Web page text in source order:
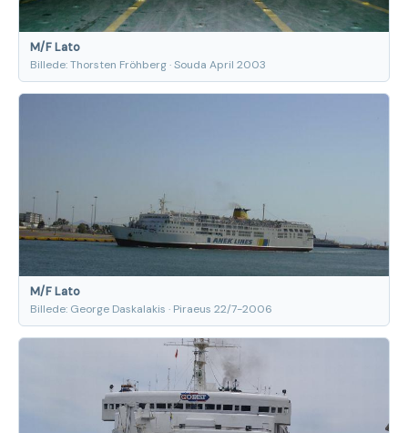
M/F Lato
Billede: Thorsten Fröhberg · Souda April 2003
M/F Lato
Billede: George Daskalakis · Piraeus 22/7-2006